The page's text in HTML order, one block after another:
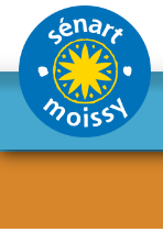
Panneau de gestion